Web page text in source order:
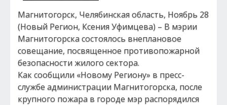
Магнитогорск, Челябинская область, Ноябрь 28
(Новый Регион, Ксения Уфимцева) – В мэрии
Магнитогорска состоялось внеплановое
совещание, посвященное противопожарной
безопасности жилого сектора.
Как сообщили «Новому Региону» в пресс-
службе администрации Магнитогорска, после
крупного пожара в городе мэр распорядился